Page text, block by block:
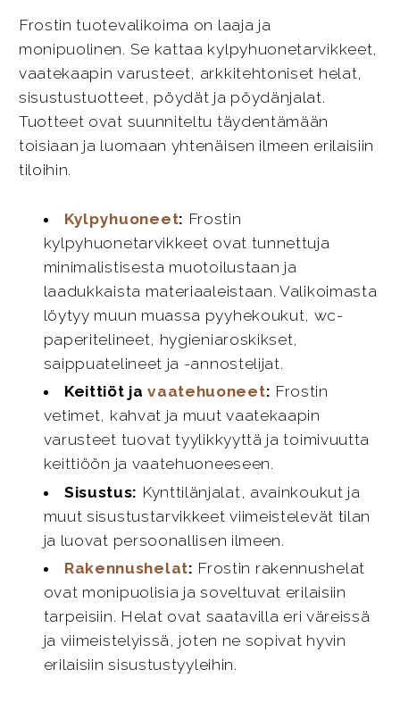
Frostin tuotevalikoima on laaja ja
monipuolinen. Se kattaa kylpyhuonetarvikkeet,
vaatekaapin varusteet, arkkitehtoniset helat,
sisustustuotteet, pöydät ja pöydänjalat.
Tuotteet ovat suunniteltu täydentämään
toisiaan ja luomaan yhtenäisen ilmeen erilaisiin
tiloihin.
Kylpyhuoneet: Frostin
kylpyhuonetarvikkeet ovat tunnettuja
minimalistisesta muotoilustaan ja
laadukkaista materiaaleistaan. Valikoimasta
löytyy muun muassa pyyhekoukut, wc-
paperitelineet, hygieniaroskikset,
saippuatelineet ja -annostelijat.
Keittiöt javaatehuoneet: Frostin
vetimet, kahvat ja muut vaatekaapin
varusteet tuovat tyylikkyyttä ja toimivuutta
keittiöön ja vaatehuoneeseen.
Sisustus: Kynttilänjalat, avainkoukut ja
muut sisustustarvikkeet viimeistelevät tilan
ja luovat persoonallisen ilmeen.
Rakennushelat: Frostin rakennushelat
ovat monipuolisia ja soveltuvat erilaisiin
tarpeisiin. Helat ovat saatavilla eri väreissä
ja viimeistelyissä, joten ne sopivat hyvin
erilaisiin sisustustyyleihin.